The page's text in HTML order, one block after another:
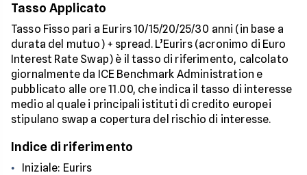
Tasso Applicato
Tasso Fisso pari a Eurirs 10/15/20/25/30 anni (in base a
durata del mutuo) + spread. L’Eurirs (acronimo di Euro
Interest Rate Swap) è il tasso di riferimento, calcolato
giornalmente da ICE Benchmark Administration e
pubblicato alle ore 11.00, che indica il tasso di interesse
medio al quale i principali istituti di credito europei
stipulano swap a copertura del rischio di interesse.
Indice di riferimento
Iniziale: Eurirs